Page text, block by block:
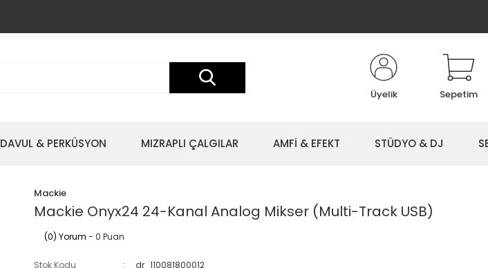
Üyelik Sepetim
DAVUL & PERKÜSYON MIZRAPLI ÇALGILAR AMFİ & EFEKT STÜDYO & DJ
Mackie
Mackie Onyx24 24-Kanal Analog Mikser (Multi-Track USB)
(0) Yorum - 0 Puan
Stok Kodu
dr_110081800012